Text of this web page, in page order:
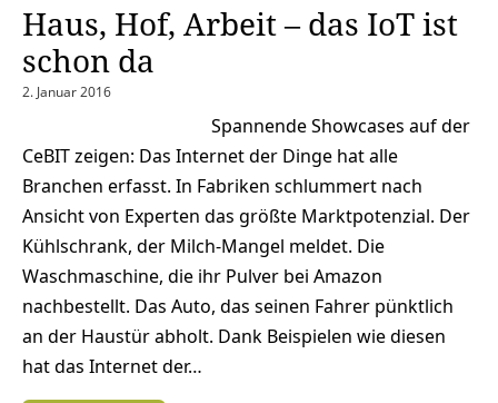
Haus, Hof, Arbeit – das IoT ist
schon da
2. Januar 2016
Spannende Showcases auf der
CeBIT zeigen: Das Internet der Dinge hat alle
Branchen erfasst. In Fabriken schlummert nach
Ansicht von Experten das größte Marktpotenzial. Der
Kühlschrank, der Milch-Mangel meldet. Die
Waschmaschine, die ihr Pulver bei Amazon
nachbestellt. Das Auto, das seinen Fahrer pünktlich
an der Haustür abholt. Dank Beispielen wie diesen
hat das Internet der…